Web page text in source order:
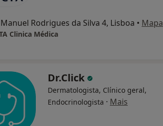
Rodrigues da Silva 4, Lisboa • Mapa
Clinica Médica
Dr.Click
Dermatologista, Clínico geral,
Endocrinologista · Mais